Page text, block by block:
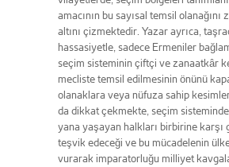
amacının bu sayısal temsil
altını çizmektedir. Yazar ayrıca,
hassasiyetle, sadece Ermeniler
seçim sisteminin çiftçi ve zanaatkâr
mecliste temsil edilmesinin önünü
olanaklara veya nüfuza sahip
da dikkat çekmekte, seçim
yana yaşayan halkları birbirine karşı
teşvik edeceği ve bu mücadelenin
vurarak imparatorluğu milliyet